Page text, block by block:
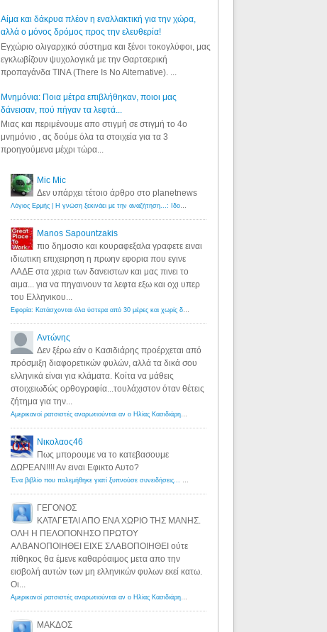
Αίμα και δάκρυα πλέον η εναλλακτική για την χώρα,
αλλά ο μόνος δρόμος προς την ελευθερία!
Εγχώριο ολιγαρχικό σύστημα και ξένοι τοκογλύφοι, μας
εγκλωβίζουν ψυχολογικά με την Θαρτσερική
προπαγάνδα TINA (There Is No Alternative). ...
Μνημόνια: Ποια μέτρα επιβλήθηκαν, ποιοι μας
δάνεισαν, πού πήγαν τα λεφτά...
Μιας και περιμένουμε απο στιγμή σε στιγμή το 4ο
μνημόνιο , ας δούμε όλα τα στοιχεία για τα 3
προηγούμενα μέχρι τώρα...
Mic Mic
Δεν υπάρχει τέτοιο άρθρο στο planetnews
Λόγιος Ερμής | Η γνώση ξεκινάει με την αναζήτηση...: Ιδού οι 18 που χρωστούν 11 δις ευρώ!
Manos Sapountzakis
πιο δημοσιο και κουραφεξαλα γραφετε ειναι
ιδιωτικη επιχειρηση η πρωην εφορια που εγινε
ΑΑΔΕ στα χερια των δανειστων και μας πινει το
αιμα... για να πηγαινουν τα λεφτα εξω και οχι υπερ
του Ελληνικου...
Εφορία: Κατάσχονται όλα ύστερα από 30 μέρες και χωρίς δικαστικές αποφάσεις - Λόγιος Ερμής
Αντώνης
Δεν ξέρω εάν ο Κασιδιάρης προέρχεται από
πρόσμιξη διαφορετικών φυλών, αλλά τα δικά σου
ελληνικά είναι για κλάματα. Κοίτα να μάθεις
στοιχειωδώς ορθογραφία...τουλάχιστον όταν θέτεις
ζήτημα για την...
Αμερικανοί ρατσιστές αναρωτιούνται αν ο Ηλίας Κασιδιάρης ανήκει στη λευκή φυλή... - Λόγιος Ερμής
Νικολαος46
Πως μπορουμε να το κατεβασουμε
ΔΩΡΕΑΝ!!!! Αν ειναι Εφικτο Αυτο?
Ένα βιβλίο που πολεμήθηκε γιατί ξυπνούσε συνειδήσεις... - Λόγιος Ερμής | Η γνώση ξεκινάει με την αναζήτηση...
ΓΕΓΟΝΟΣ
ΚΑΤΑΓΕΤΑΙ ΑΠΟ ΕΝΑ ΧΩΡΙΟ ΤΗΣ ΜΑΝΗΣ.
ΟΛΗ Η ΠΕΛΟΠΟΝΗΣΟ ΠΡΩΤΟΥ
ΑΛΒΑΝΟΠΟΙΗΘΕΙ ΕΙΧΕ ΣΛΑΒΟΠΟΙΗΘΕΙ ούτε
πίθηκος θα έμενε καθαρόαιμος μετα απο την
εισβολή αυτών των μη ελληνικών φυλων εκεί κατω.
Οι...
Αμερικανοί ρατσιστές αναρωτιούνται αν ο Ηλίας Κασιδιάρης ανήκει στη λευκή φυλή... - Λόγιος Ερμής
ΜΑΚΔΟΣ